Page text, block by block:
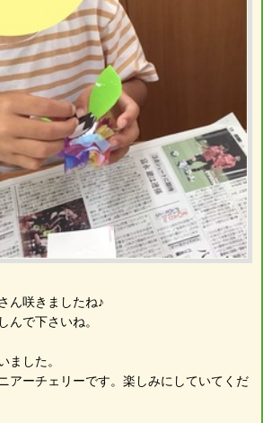
ん咲きましたね♪
んで下さいね。
ました。
アーチェリーです。楽しみにしていてくだ